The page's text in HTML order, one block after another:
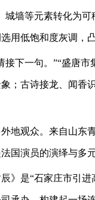
城墙等元素转化为
用低饱和度灰调，
接下一句。”“盛唐
；古诗接龙、闻香
地观众。来自山东
国演员的演绎与多
》是“石家庄市引